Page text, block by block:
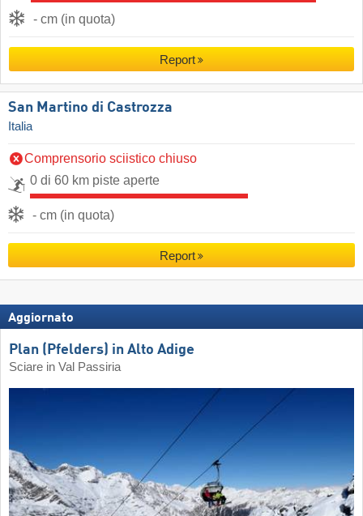
- cm (in quota)
Report
San Martino di Castrozza
Italia
Comprensorio sciistico chiuso
0 di 60 km piste aperte
- cm (in quota)
Report
Aggiornato
Plan (Pfelders) in Alto Adige
Sciare in Val Passiria